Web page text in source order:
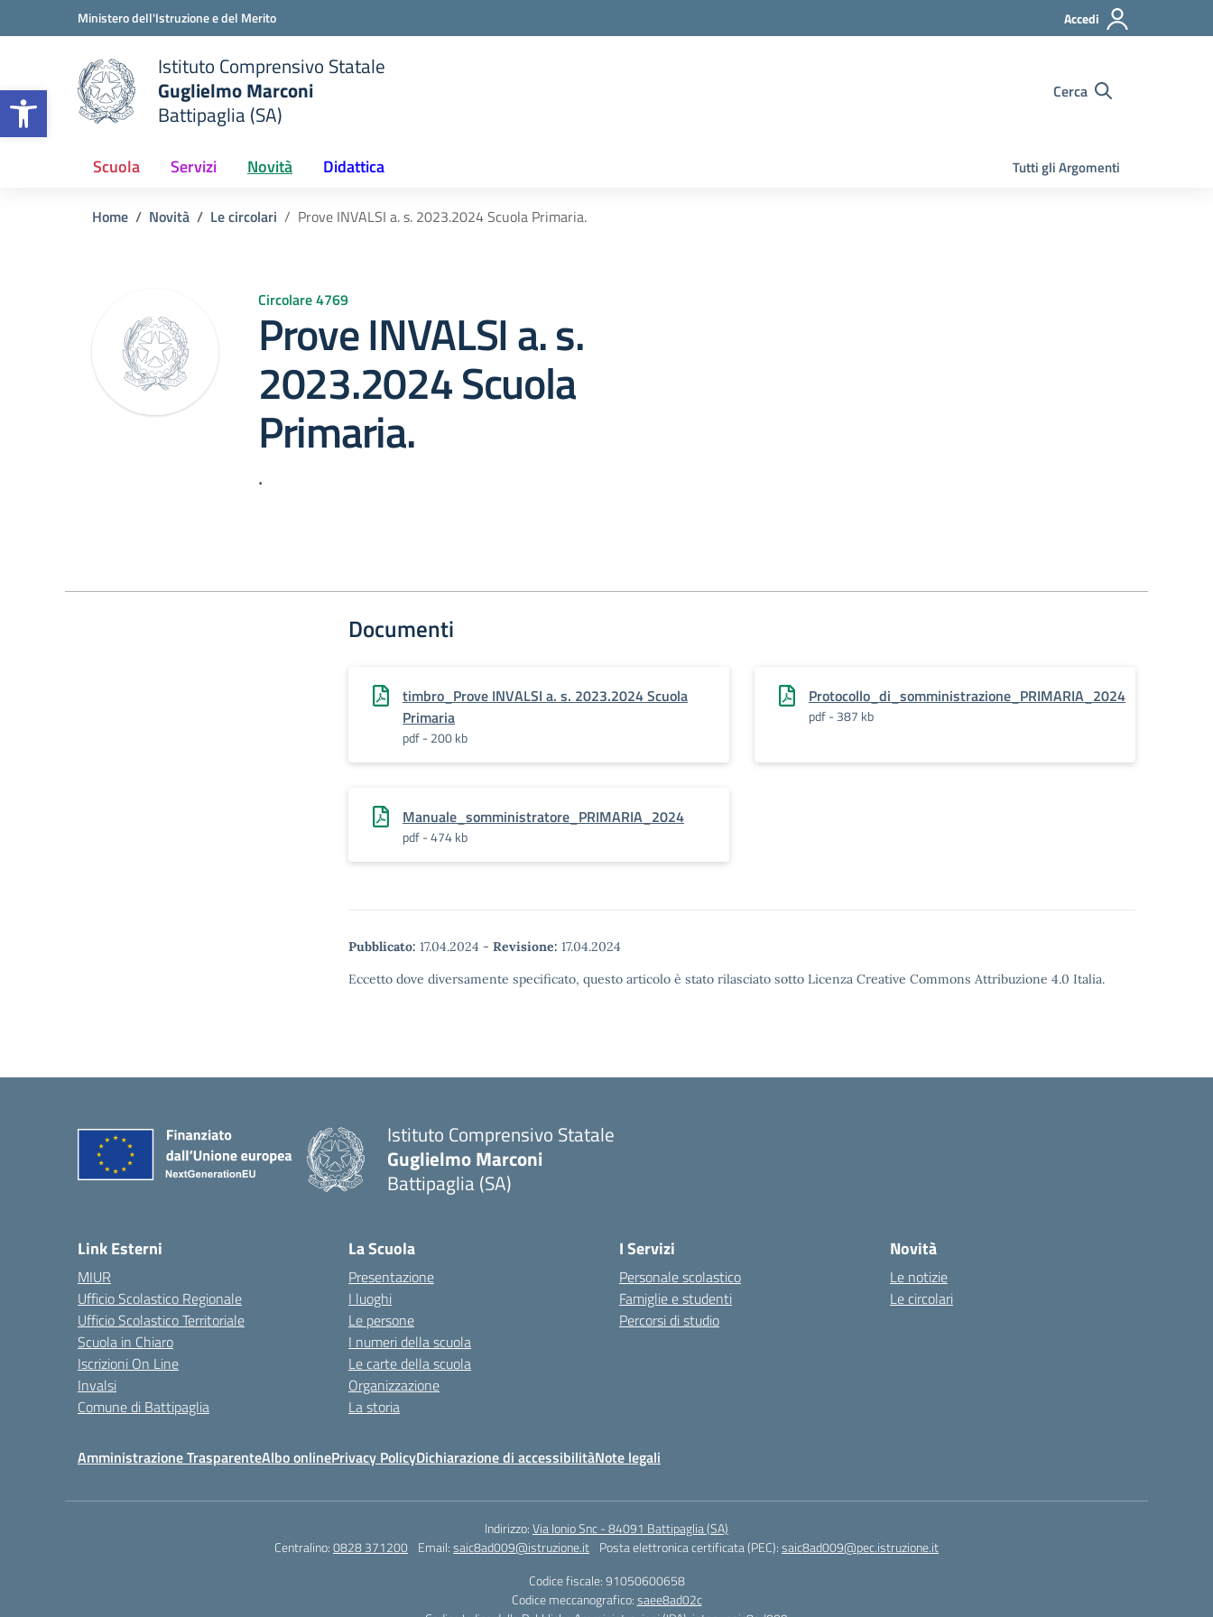
Apri la barra degli strumenti
Vai ai contenuti
Vai al menu di navigazioneMinistero dell'Istruzione e del Merito Accedi
scuola
Istituto Comprensivo Statale
Guglielmo Marconi
Battipaglia (SA)
Cerca
Scuola Servizi Novità Didattica Tutti gli Argomenti
Home Novità Le circolari Prove INVALSI a. s. 2023.2024 Scuola Primaria.
Circolare 4769
Prove INVALSI a. s.
2023.2024 Scuola
Primaria.
.
Documenti
timbro_Prove INVALSI a. s. 2023.2024 Scuola
Primaria
pdf - 200 kb
Protocollo_di_somministrazione_PRIMARIA_2024
pdf - 387 kb
Manuale_somministratore_PRIMARIA_2024
pdf - 474 kb
Pubblicato: 17.04.2024 - Revisione: 17.04.2024
Eccetto dove diversamente specificato, questo articolo è stato rilasciato sotto Licenza Creative Commons Attribuzione 4.0 Italia.
Istituto Comprensivo Statale
Guglielmo Marconi
Battipaglia (SA)
Link Esterni
MIUR
Ufficio Scolastico Regionale
Ufficio Scolastico Territoriale
Scuola in Chiaro
Iscrizioni On Line
Invalsi
Comune di Battipaglia
La Scuola
Presentazione
I luoghi
Le persone
I numeri della scuola
Le carte della scuola
Organizzazione
La storia
I Servizi
Personale scolastico
Famiglie e studenti
Percorsi di studio
Novità
Le notizie
Le circolari
Amministrazione TrasparenteAlbo onlinePrivacy PolicyDichiarazione di accessibilitàNote legali
Indirizzo:Via Ionio Snc - 84091 Battipaglia (SA)
Centralino:0828 371200 Email:saic8ad009@istruzione.it Posta elettronica certificata (PEC):saic8ad009@pec.istruzione.it
Codice fiscale: 91050600658
Codice meccanografico:saee8ad02c